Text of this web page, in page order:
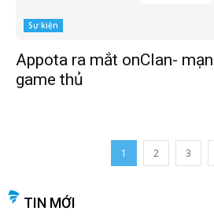
Sự kiện
Appota ra mắt onClan-
game thủ
1 2 3
TIN MỚI